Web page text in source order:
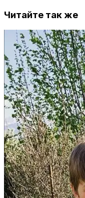
Читайте так же